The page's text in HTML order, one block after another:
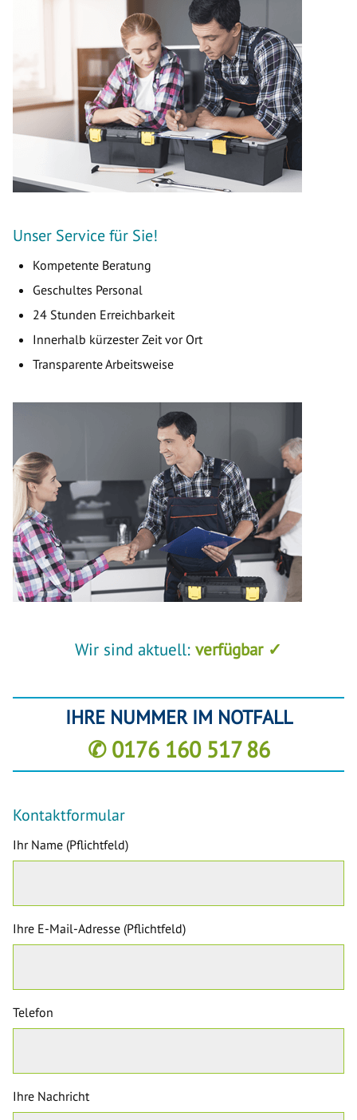
Unser Service für Sie!
Kompetente Beratung
Geschultes Personal
24 Stunden Erreichbarkeit
Innerhalb kürzester Zeit vor Ort
Transparente Arbeitsweise
Wir sind aktuell: verfügbar ✓
IHRE NUMMER IM NOTFALL
✆ 0176 160 517 86
Kontaktformular
Ihr Name (Pflichtfeld)
Ihre E-Mail-Adresse (Pflichtfeld)
Telefon
Ihre Nachricht